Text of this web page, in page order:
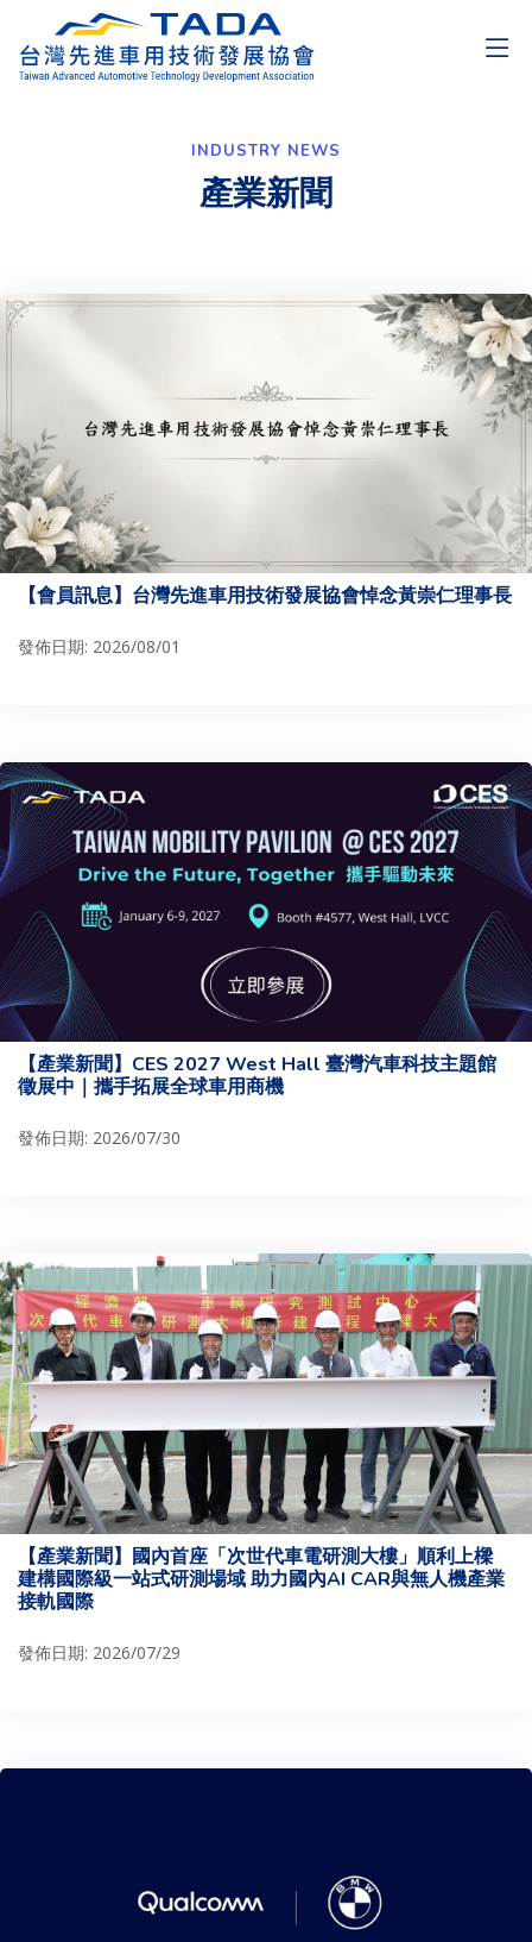
INDUSTRY NEWS
產業新聞
【會員訊息】台灣先進車用技術發展協會悼念黃崇仁理事長
發佈日期: 2026/08/01
【產業新聞】CES 2027 West Hall 臺灣汽車科技主題館
徵展中｜攜手拓展全球車用商機
發佈日期: 2026/07/30
【產業新聞】國內首座「次世代車電研測大樓」順利上樑
建構國際級一站式研測場域 助力國內AI CAR與無人機產業
接軌國際
發佈日期: 2026/07/29